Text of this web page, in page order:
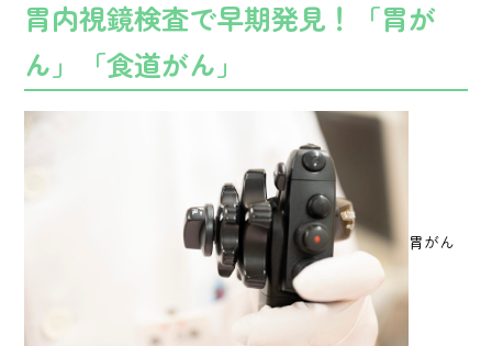
胃内視鏡検査で早期発見！「胃が
ん」「食道がん」
胃がん